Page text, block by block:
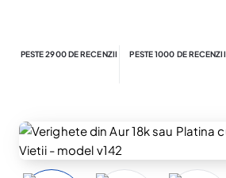
PESTE 2900 DE RECENZII PESTE 1000 DE RECENZII